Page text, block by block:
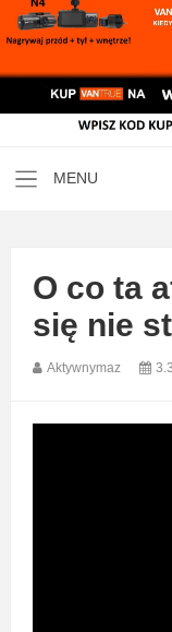
O co ta
się nie
Aktywnymaz